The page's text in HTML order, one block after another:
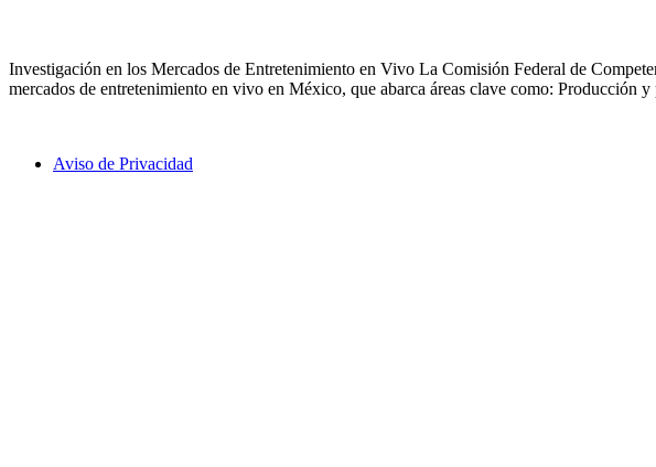
Investigación en los Mercados de Entretenimiento en Vivo La Comisión Federal de
mercados de entretenimiento en vivo en México, que abarca áreas clave como:
Aviso de Privacidad